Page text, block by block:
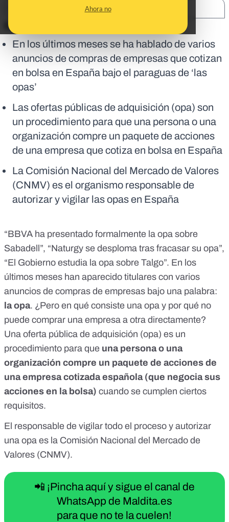
Ahora no
En corto:
En los últimos meses se ha hablado de varios
anuncios de compras de empresas que cotizan
en bolsa en España bajo el paraguas de ‘las
opas’
Las ofertas públicas de adquisición (opa) son
un procedimiento para que una persona o una
organización compre un paquete de acciones
de una empresa que cotiza en bolsa en España
La Comisión Nacional del Mercado de Valores
(CNMV) es el organismo responsable de
autorizar y vigilar las opas en España
“BBVA ha presentado formalmente la opa sobre
Sabadell ”, “Naturgy se desploma tras fracasar su opa”,
“El Gobierno estudia la opa sobre Talgo”. En los
últimos meses han aparecido titulares con varios
anuncios de compras de empresas bajo una palabra:
la opa. ¿Pero en qué consiste una opa y por qué no
puede comprar una empresa a otra directamente?
Una oferta pública de adquisición (opa) es un
procedimiento para que una persona o una
organización compre un paquete de acciones de
una empresa cotizada española (que negocia sus
acciones en la bolsa) cuando se cumplen ciertos
requisitos.
El responsable de vigilar todo el proceso y autorizar
una opa es la Comisión Nacional del Mercado de
Valores (CNMV).
📲 ¡Pincha aquí y sigue el canal de
WhatsApp de Maldita.es
para que no te la cuelen!